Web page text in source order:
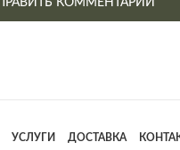
УСЛУГИ ДОСТАВКА